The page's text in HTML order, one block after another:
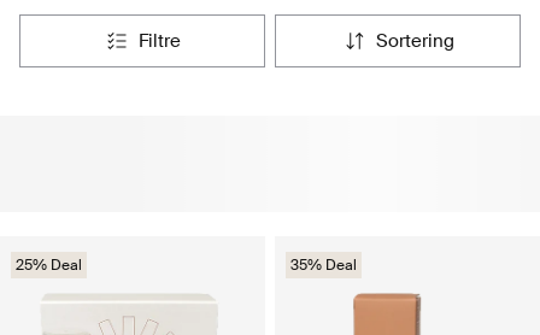
filtre sortering
25% Deal 35% Deal